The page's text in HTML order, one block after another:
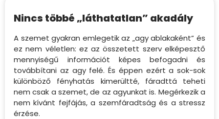
Nincs többé „láthatatlan” akadály
A szemet gyakran emlegetik az „agy ablakaként” és
ez nem véletlen: ez az összetett szerv elképesztő
mennyiségű információt képes befogadni és
továbbítani az agy felé. És éppen ezért a sok-sok
különböző fényhatás kimerültté, fáradttá teheti
nem csak a szemet, de az agyunkat is. Megérkezik a
nem kívánt fejfájás, a szemfáradtság és a stressz
érzése.